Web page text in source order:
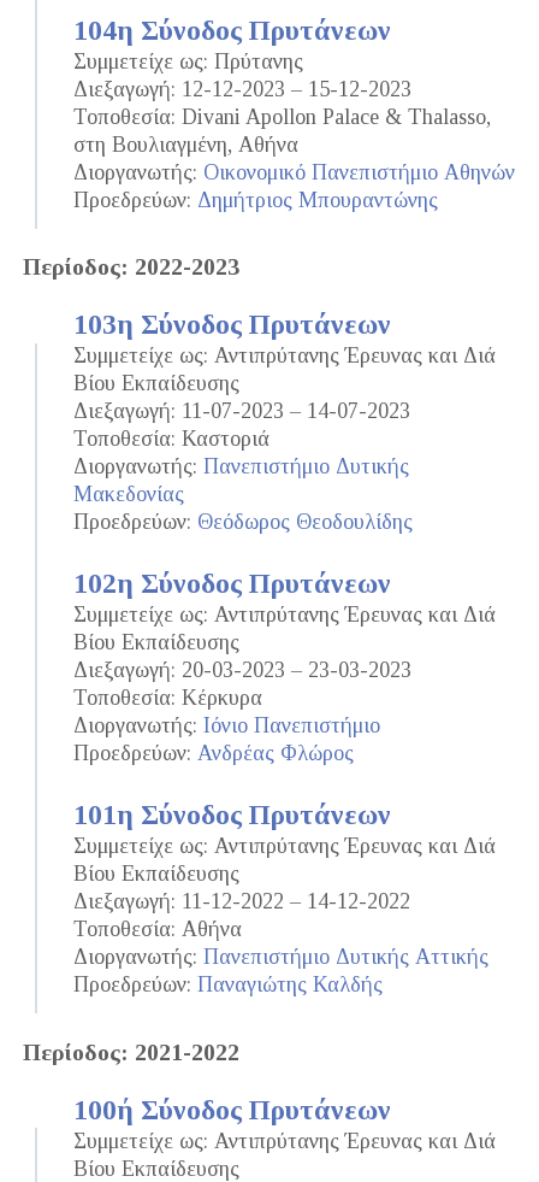
104η Σύνοδος Πρυτάνεων
Συμμετείχε ως: Πρύτανης
Διεξαγωγή: 12-12-2023 – 15-12-2023
Τοποθεσία: Divani Apollon Palace & Thalasso,
στη Βουλιαγμένη, Αθήνα
Διοργανωτής: Οικονομικό Πανεπιστήμιο Αθηνών
Προεδρεύων: Δημήτριος Μπουραντώνης
Περίοδος: 2022-2023
103η Σύνοδος Πρυτάνεων
Συμμετείχε ως: Αντιπρύτανης Έρευνας και Διά
Βίου Εκπαίδευσης
Διεξαγωγή: 11-07-2023 – 14-07-2023
Τοποθεσία: Καστοριά
Διοργανωτής: Πανεπιστήμιο Δυτικής
Μακεδονίας
Προεδρεύων: Θεόδωρος Θεοδουλίδης
102η Σύνοδος Πρυτάνεων
Συμμετείχε ως: Αντιπρύτανης Έρευνας και Διά
Βίου Εκπαίδευσης
Διεξαγωγή: 20-03-2023 – 23-03-2023
Τοποθεσία: Κέρκυρα
Διοργανωτής: Ιόνιο Πανεπιστήμιο
Προεδρεύων: Ανδρέας Φλώρος
101η Σύνοδος Πρυτάνεων
Συμμετείχε ως: Αντιπρύτανης Έρευνας και Διά
Βίου Εκπαίδευσης
Διεξαγωγή: 11-12-2022 – 14-12-2022
Τοποθεσία: Αθήνα
Διοργανωτής: Πανεπιστήμιο Δυτικής Αττικής
Προεδρεύων: Παναγιώτης Καλδής
Περίοδος: 2021-2022
100ή Σύνοδος Πρυτάνεων
Συμμετείχε ως: Αντιπρύτανης Έρευνας και Διά
Βίου Εκπαίδευσης